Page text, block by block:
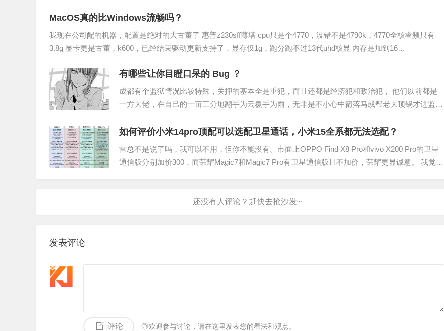
同样的问题，但奈何一直…
MacOS真的比Windows流畅吗？
我现在公司配的机器，配置是绝对的大古董了 惠普z230sff薄塔 cpu只是个4770，没错不是4790k，4770全核睿频只有
3.8g 显卡更是古董，k600，已经结束驱动更新支持了，显存仅1g，跑分跑不过13代uhd核显 内存是加到16…
有哪些让你目瞪口呆的 Bug ？
成都有个监狱情况比较特殊，关押的基本全是重犯，而且还都是经济犯和政治犯， 他们以前都是
一方大佬，在自己的一亩三分地翻手为云覆手为雨，无非是不小心中箭落马或帮老大顶锅才进监
狱， 所以即使进来了，他们依然保持着体面和骄傲，依从性差，虽然不至于和…
如何评价小米14pro顶配可以选配卫星通话，小米15全系都无法选配？
雷总不是说了吗，我可以不用，但你不能没有。市面上OPPO Find X8 Pro和vivo X200 Pro的卫星
通信版分别加价300，而荣耀Magic7和Magic7 Pro有卫星通信版且不加价，荣耀更显诚意。 我觉得
发表评论
评论 ◎欢迎参与讨论，请在这里发表您的看法和观点。